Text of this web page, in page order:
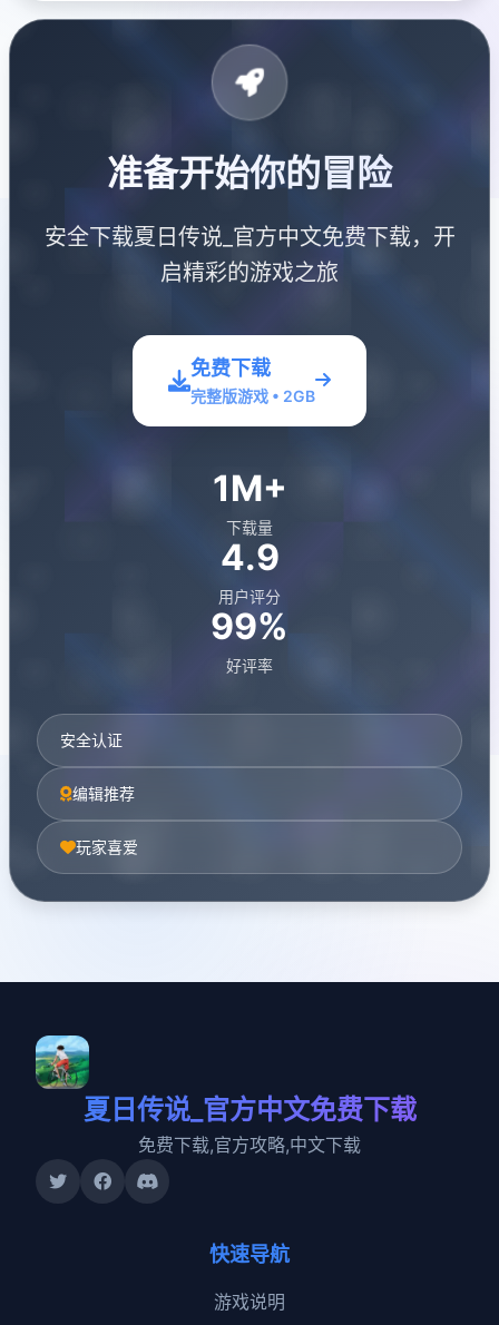
准备开始你的冒险
安全下载夏日传说_官方中文免费下载，开
启精彩的游戏之旅
免费下载
完整版游戏 • 2GB
1M+
下载量
4.9
用户评分
99%
好评率
安全认证
编辑推荐
玩家喜爱
夏日传说_官方中文免费下载
免费下载,官方攻略,中文下载
快速导航
游戏说明